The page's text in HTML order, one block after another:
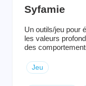
Syfamie
Un outils/jeu pour
les valeurs
des
Jeu